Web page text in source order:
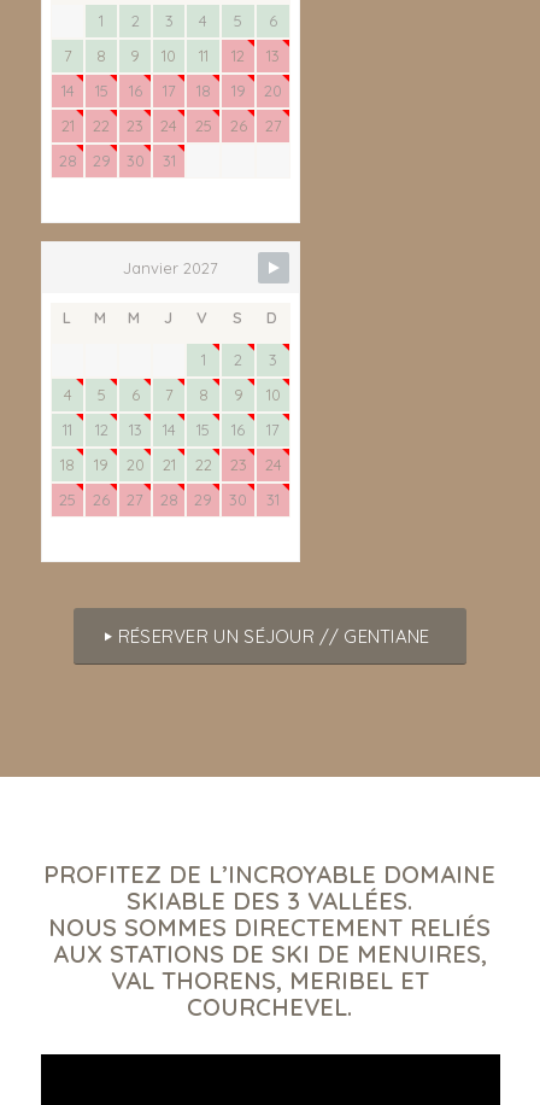
1 2 3 4 5
6
7
8 9 10 11 12
13
14
15 16 17 18 19
20
21
22 23 24 25 26
27
28
29 30 31
Janvier 2027
L M M J V S D
1 2
3
4
5 6 7 8 9
10
11
12 13 14 15 16
17
18
19 20 21 22 23
24
25
26 27 28 29 30 31
RÉSERVER UN SÉJOUR // GENTIANE
PROFITEZ DE L’INCROYABLE DOMAINE
SKIABLE DES 3 VALLÉES.
NOUS SOMMES DIRECTEMENT RELIÉS
AUX STATIONS DE SKI DE MENUIRES,
VAL THORENS, MERIBEL ET
COURCHEVEL.